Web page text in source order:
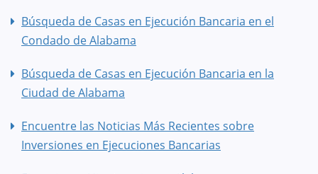
Búsqueda de Casas en Ejecución Bancaria en el
Condado de Alabama
Búsqueda de Casas en Ejecución Bancaria en la
Ciudad de Alabama
Encuentre las Noticias Más Recientes sobre
Inversiones en Ejecuciones Bancarias